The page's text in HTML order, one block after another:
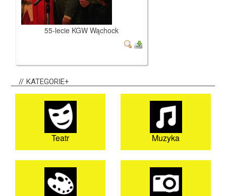
55-lecie KGW Wąchock
KATEGORIE+
Teatr Muzyka